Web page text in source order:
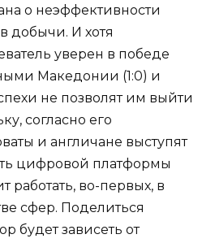
о неэффективности
добычи. И хотя
уверен в победе
Македонии (1:0) и
не позволят им выйти
согласно его
и англичане выступят
цифровой платформы
работать, во-первых, в
сфер. Поделиться
будет зависеть от